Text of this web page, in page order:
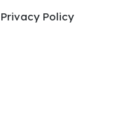
Privacy Policy